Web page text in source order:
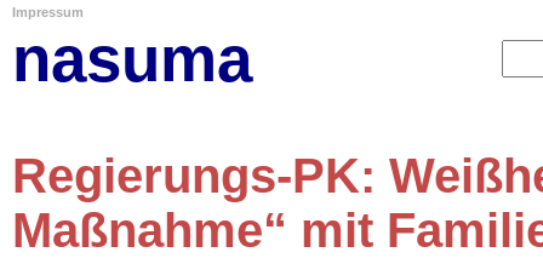
Impressum
nasuma
Regierungs-PK:
Maßnahme“ mit